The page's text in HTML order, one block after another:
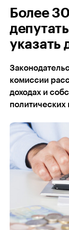
Более
указать
комиссии
доходах и
политических